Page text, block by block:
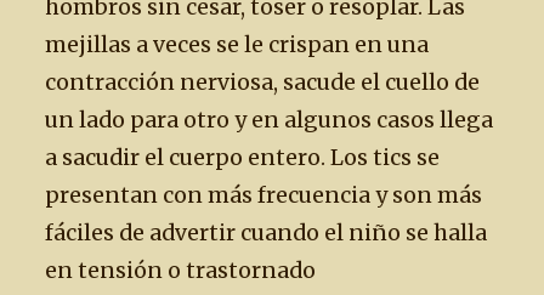
hombros sin cesar, toser o resoplar. Las
mejillas a veces se le crispan en una
contracción nerviosa, sacude el cuello de
un lado para otro y en algunos casos llega
a sacudir el cuerpo entero. Los tics se
presentan con más frecuencia y son más
fáciles de advertir cuando el niño se halla
en tensión o trastornado